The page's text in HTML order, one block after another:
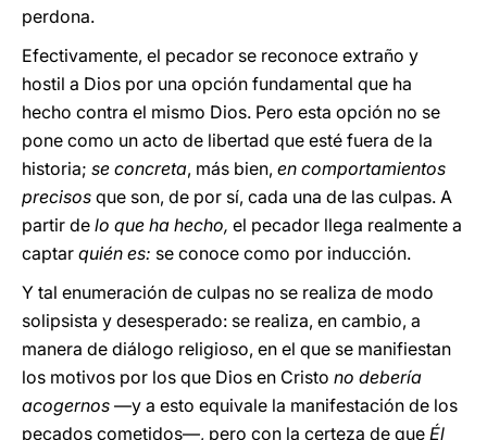
perdona.
Efectivamente, el pecador se reconoce extraño y
hostil a Dios por una opción fundamental que ha
hecho contra el mismo Dios. Pero esta opción no se
pone como un acto de libertad que esté fuera de la
historia; se concreta, más bien, en comportamientos
precisos que son, de por sí, cada una de las culpas. A
partir de lo que ha hecho, el pecador llega realmente a
captar quién es: se conoce como por inducción.
Y tal enumeración de culpas no se realiza de modo
solipsista y desesperado: se realiza, en cambio, a
manera de diálogo religioso, en el que se manifiestan
los motivos por los que Dios en Cristo no debería
acogernos —y a esto equivale la manifestación de los
pecados cometidos—, pero con la certeza de que Él